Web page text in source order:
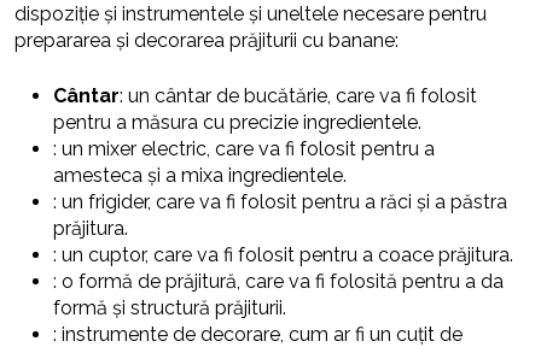
dispoziție și instrumentele și uneltele necesare pentru
prepararea și decorarea prăjiturii cu banane:
Cântar: un cântar de bucătărie, care va fi folosit
pentru a măsura cu precizie ingredientele.
: un mixer electric, care va fi folosit pentru a
amesteca și a mixa ingredientele.
: un frigider, care va fi folosit pentru a răci și a păstra
prăjitura.
: un cuptor, care va fi folosit pentru a coace prăjitura.
: o formă de prăjitură, care va fi folosită pentru a da
formă și structură prăjiturii.
: instrumente de decorare, cum ar fi un cuțit de